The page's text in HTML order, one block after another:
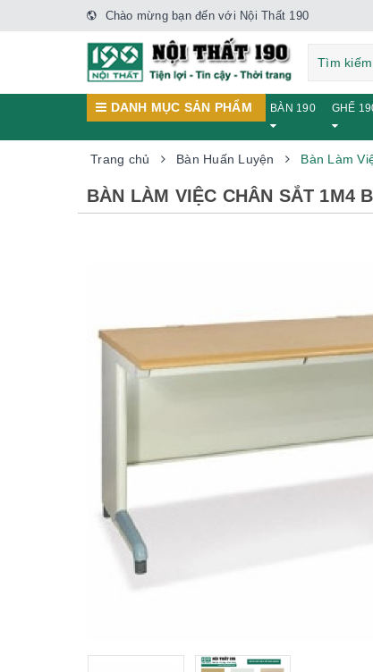
Chào mừng bạn đến với Nội Thất 190
DANH MỤC SẢN PHẨM BÀN 190 GHẾ
Trang chủ Bàn Huấn Luyện Bàn Làm
BÀN LÀM VIỆC CHÂN SẮT 1M4